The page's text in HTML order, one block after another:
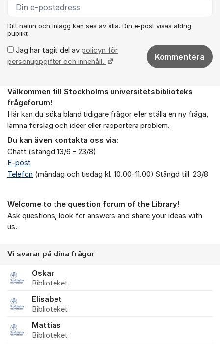
Ditt namn och inlägg kan ses av alla. Din e-post visas aldrig
publikt.
Jag har tagit del av policyn för
personuppgifter och innehåll.
Kommentera
Om forumet
Välkommen till Stockholms universitetsbiblioteks
frågeforum!
Här kan du söka bland tidigare frågor eller ställa en ny fråga,
lämna förslag och idéer eller rapportera problem.
Du kan även kontakta oss via:
Chatt (stängd 13/6 - 23/8)
E-post
Telefon (måndag och tisdag kl. 10.00-11.00) Stängd till 23/8
Welcome to the question forum of the Library!
Ask questions, look for answers and share your ideas with
us.
Vi svarar på dina frågor
Oskar
Biblioteket
Elisabet
Biblioteket
Mattias
Biblioteket